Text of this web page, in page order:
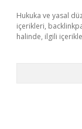
Hukuka ve yasal
içerikleri,
halinde, ilgili